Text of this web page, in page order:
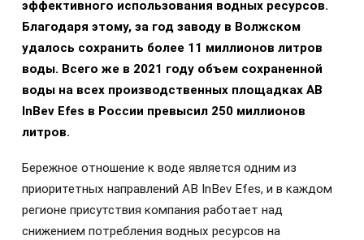
эффективного использования водных ресурсов.
Благодаря этому, за год заводу в Волжском
удалось сохранить более 11 миллионов литров
воды. Всего же в 2021 году объем сохраненной
воды на всех производственных площадках AB
InBev Efes в России превысил 250 миллионов
литров.
Бережное отношение к воде является одним из
приоритетных направлений AB InBev Efes, и в каждом
регионе присутствия компания работает над
снижением потребления водных ресурсов на